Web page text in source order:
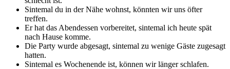
Sintemal du in der Nähe wohnst, könnten wir uns öfter
treffen.
Er hat das Abendessen vorbereitet, sintemal ich heute spät
nach Hause komme.
Die Party wurde abgesagt, sintemal zu wenige Gäste zugesagt
hatten.
Sintemal es Wochenende ist, können wir länger schlafen.